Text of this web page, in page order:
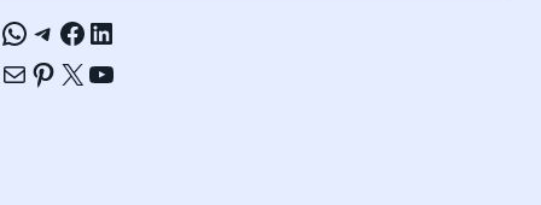
WhatsApp
Telegram
Facebook
LinkedIn
E-mailPinterest
X YouTube